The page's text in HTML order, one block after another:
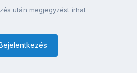
után megjegyzést írhat